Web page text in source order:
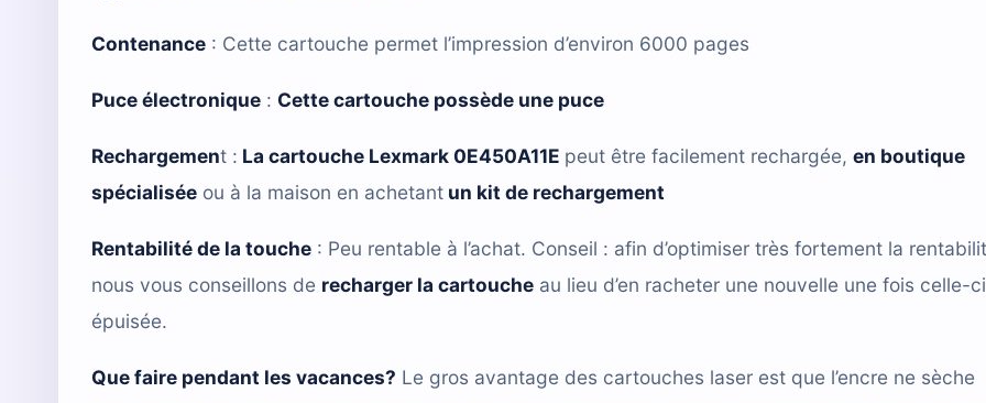
Contenance : Cette cartouche permet l’impression d’environ 6000 pages
Puce électronique : Cette cartouche possède une puce
Rechargement : La cartouche Lexmark 0E450A11E peut être facilement rechargée, en boutique
spécialisée ou à la maison en achetant un kit de rechargement
Rentabilité de la touche : Peu rentable à l’achat. Conseil : afin d’optimiser très fortement la
nous vous conseillons de recharger la cartouche au lieu d’en racheter une nouvelle une fois celle-ci
épuisée.
Que faire pendant les vacances? Le gros avantage des cartouches laser est que l’encre ne sèche